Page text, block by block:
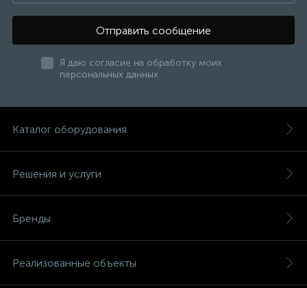
Отправить сообщение
Я даю согласие на обработку моих
персональных данных
Каталог оборудования
Решения и услуги
Бренды
Реализованные объекты